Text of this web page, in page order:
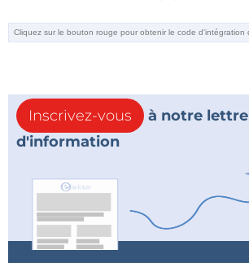
Inscrivez-vous
à notre lettre
d'information